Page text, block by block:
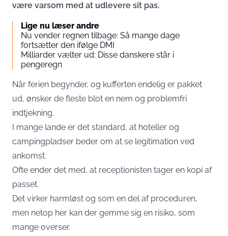
være varsom med at udlevere sit pas.
Lige nu læser andre
Nu vender regnen tilbage: Så mange dage
fortsætter den ifølge DMI
Milliarder vælter ud: Disse danskere står i
pengeregn
Når ferien begynder, og kufferten endelig er pakket
ud, ønsker de fleste blot en nem og problemfri
indtjekning.
I mange lande er det standard, at hoteller og
campingpladser beder om at se legitimation ved
ankomst.
Ofte ender det med, at receptionisten tager en kopi af
passet.
Det virker harmløst og som en del af proceduren,
men netop her kan der gemme sig en risiko, som
mange overser.